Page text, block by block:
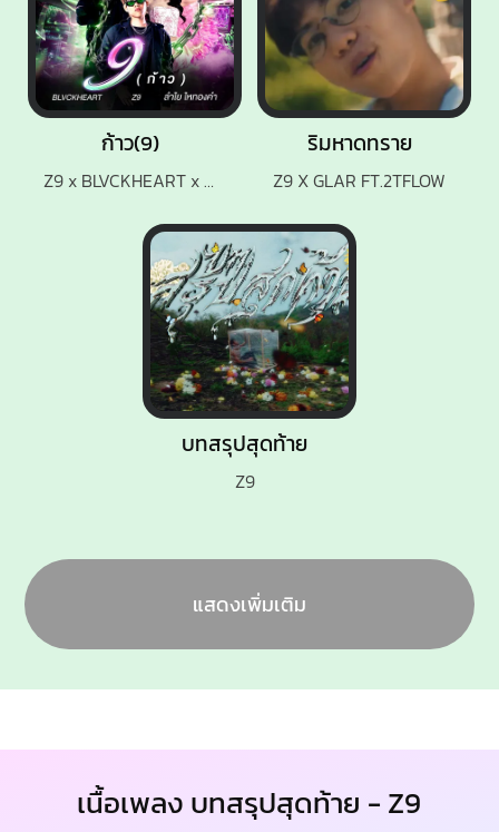
ริมหาดทราย
Z9 X GLAR FT.2TFLOW
บทสรุปสุดท้าย
Z9
ก้าว(9)
Z9 x BLVCKHEART x ลำไย ไหทองคำ
แสดงเพิ่มเติม
เนื้อเพลง บทสรุปสุดท้าย - Z9